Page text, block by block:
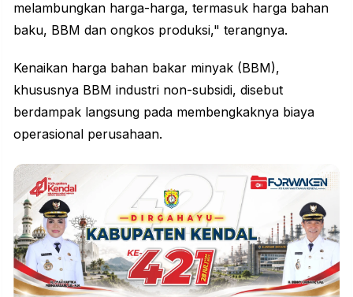
melambungkan harga-harga, termasuk harga bahan
baku, BBM dan ongkos produksi," terangnya.
Kenaikan harga bahan bakar minyak (BBM),
khususnya BBM industri non-subsidi, disebut
berdampak langsung pada membengkaknya biaya
operasional perusahaan.